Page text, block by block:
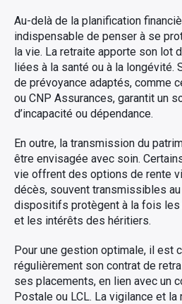
Au-delà de la planification
indispensable de penser à se
la vie. La retraite apporte son lot
liées à la santé ou à la longévité.
de prévoyance adaptés, comme
ou CNP Assurances, garantit un
d’incapacité ou dépendance.
En outre, la transmission du
être envisagée avec soin.
vie offrent des options de rente
décès, souvent transmissibles au
dispositifs protègent à la fois
et les intérêts des héritiers.
Pour une gestion optimale, il est
régulièrement son contrat de
ses placements, en lien avec un
Postale ou LCL. La vigilance et